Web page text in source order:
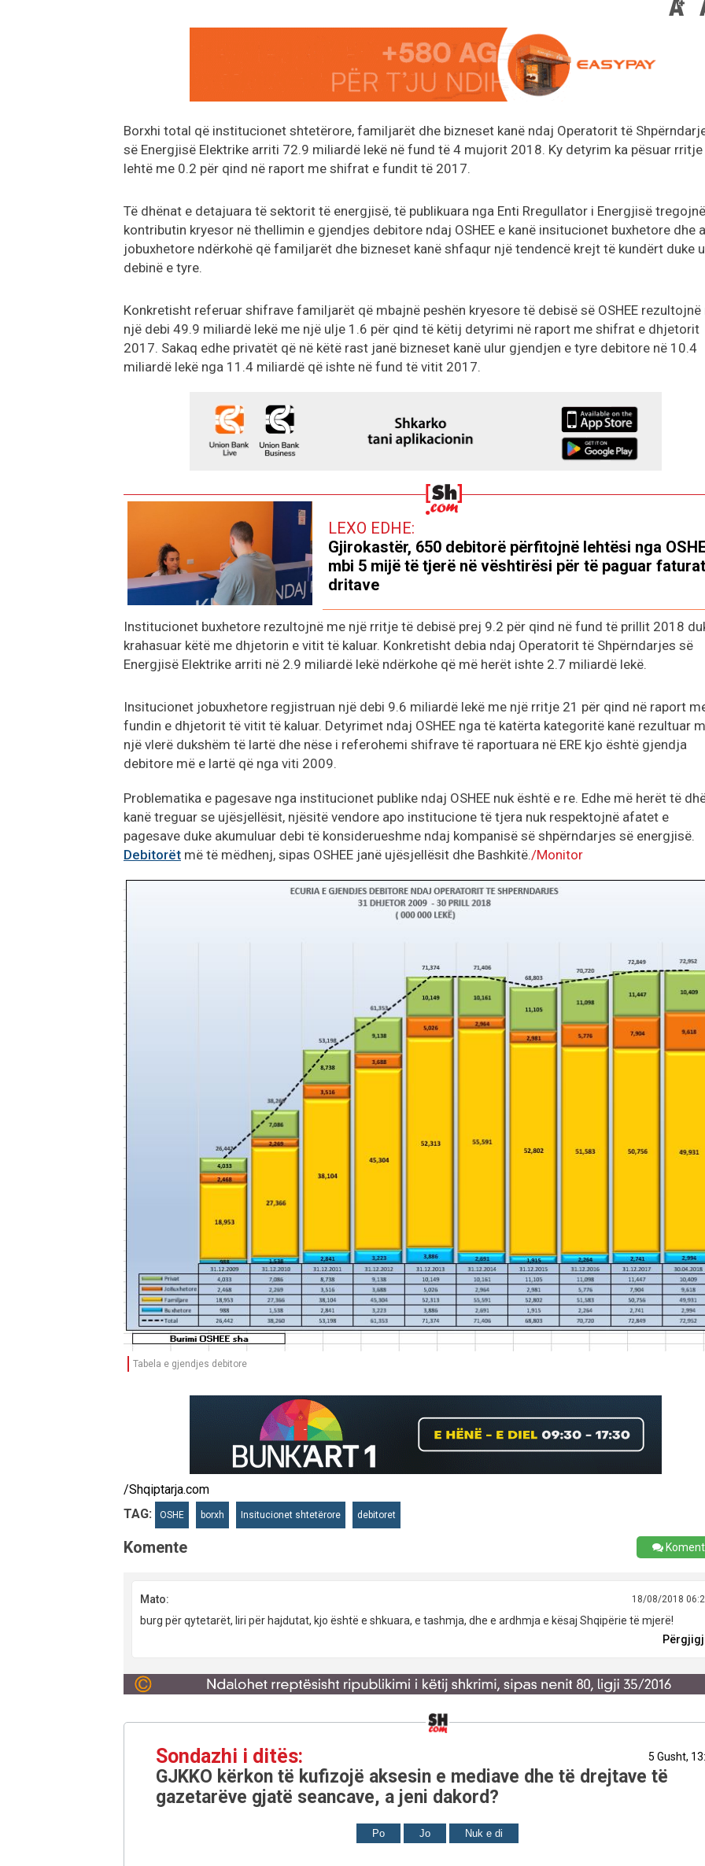
Borxhi total që institucionet shtetërore, familjarët dhe bizneset kanë ndaj Operatorit të
së Energjisë Elektrike arriti 72.9 miliardë lekë në fund të 4 mujorit 2018. Ky detyrim ka pësuar
lehtë me 0.2 për qind në raport me shifrat e fundit të 2017.
Të dhënat e detajuara të sektorit të energjisë, të publikuara nga Enti Rregullator i Energjisë
kontributin kryesor në thellimin e gjendjes debitore ndaj OSHEE e kanë insitucionet buxhetore dhe
jobuxhetore ndërkohë që familjarët dhe bizneset kanë shfaqur një tendencë krejt të kundërt duke
debinë e tyre.
Konkretisht referuar shifrave familjarët që mbajnë peshën kryesore të debisë së OSHEE rezultojnë
një debi 49.9 miliardë lekë me një ulje 1.6 për qind të këtij detyrimi në raport me shifrat e dhjetorit
2017. Sakaq edhe privatët që në këtë rast janë bizneset kanë ulur gjendjen e tyre debitore në 10.4
miliardë lekë nga 11.4 miliardë që ishte në fund të vitit 2017.
LEXO EDHE:
Gjirokastër, 650 debitorë përfitojnë lehtësi nga
mbi 5 mijë të tjerë në vështirësi për të paguar
dritave
Institucionet buxhetore rezultojnë me një rritje të debisë prej 9.2 për qind në fund të prillit 2018
krahasuar këtë me dhjetorin e vitit të kaluar. Konkretisht debia ndaj Operatorit të Shpërndarjes së
Energjisë Elektrike arriti në 2.9 miliardë lekë ndërkohe që më herët ishte 2.7 miliardë lekë.
Insitucionet jobuxhetore regjistruan një debi 9.6 miliardë lekë me një rritje 21 për qind në raport
fundin e dhjetorit të vitit të kaluar. Detyrimet ndaj OSHEE nga të katërta kategoritë kanë rezultuar
një vlerë dukshëm të lartë dhe nëse i referohemi shifrave të raportuara në ERE kjo është gjendja
debitore më e lartë që nga viti 2009.
Problematika e pagesave nga institucionet publike ndaj OSHEE nuk është e re. Edhe më herët të
kanë treguar se ujësjellësit, njësitë vendore apo institucione të tjera nuk respektojnë afatet e
pagesave duke akumuluar debi të konsiderueshme ndaj kompanisë së shpërndarjes së energjisë.
Debitorët më të mëdhenj, sipas OSHEE janë ujësjellësit dhe Bashkitë./Monitor
Tabela e gjendjes debitore
/Shqiptarja.com
TAG:
OSHE borxh Insitucionet shtetërore debitoret
Komente
Mato: 18/08/2018
burg për qytetarët, liri për hajdutat, kjo është e shkuara, e tashmja, dhe e ardhmja e kësaj Shqipërie të mjerë!
Sondazhi i ditës: 5 Gusht,
GJKKO kërkon të kufizojë aksesin e mediave dhe të drejtave të
gazetarëve gjatë seancave, a jeni dakord?
Po Jo Nuk e di